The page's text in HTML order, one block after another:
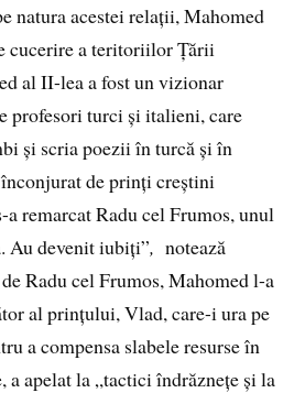
natura acestei relații, Mahomed
cucerire a teritoriilor Țării
al II-lea a fost un vizionar
profesori turci și italieni, care
și scria poezii în turcă și în
de prinți creștini
remarcat Radu cel Frumos, unul
Au devenit iubiți”, notează
Radu cel Frumos, Mahomed l-a
al prințului, Vlad, care-i ura pe
a compensa slabele resurse în
a apelat la „tactici îndrăznețe și la